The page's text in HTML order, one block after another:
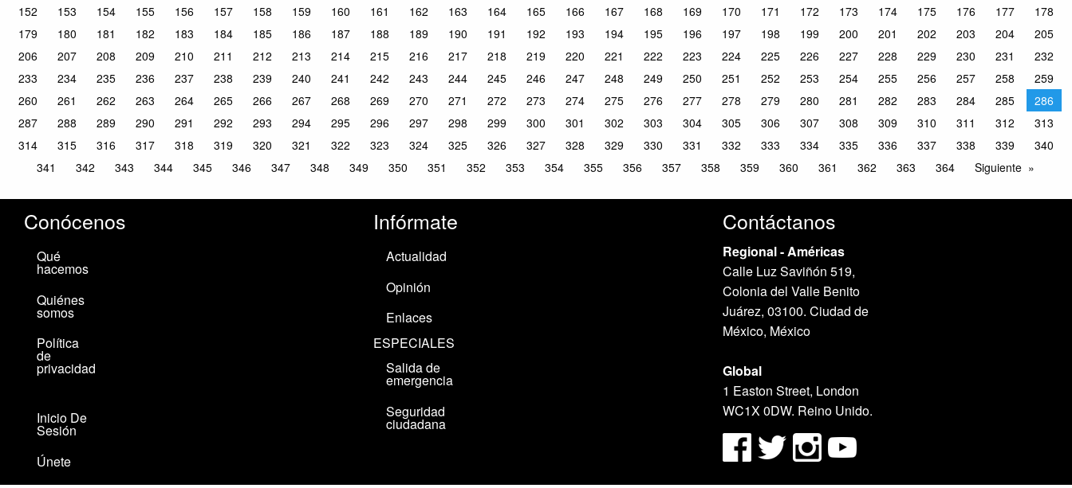
152
153 154 155 156 157 158 159 160 161 162 163 164 165 166 167 168 169 170 171 172 173 174 175 176 177
178
179
180 181 182 183 184 185 186 187 188 189 190 191 192 193 194 195 196 197 198 199 200 201 202 203 204
205
206
207 208 209 210 211 212 213 214 215 216 217 218 219 220 221 222 223 224 225 226 227 228 229 230 231
232
233
234 235 236 237 238 239 240 241 242 243 244 245 246 247 248 249 250 251 252 253 254 255 256 257 258
259
260
261 262 263 264 265 266 267 268 269 270 271 272 273 274 275 276 277 278 279 280 281 282 283 284 285
286
287
288 289 290 291 292 293 294 295 296 297 298 299 300 301 302 303 304 305 306 307 308 309 310 311 312
313
314
315 316 317 318 319 320 321 322 323 324 325 326 327 328 329 330 331 332 333 334 335 336 337 338 339
340
341
342 343 344 345 346 347 348 349 350 351 352 353 354 355 356 357 358 359 360 361 362 363 364 Siguiente
Conócenos
Qué
hacemos
Quiénes
somos
Política
de
privacidad
Inicio De
Sesión
Únete
Infórmate
Actualidad
Opinión
Enlaces
ESPECIALES
Salida de
emergencia
Seguridad
ciudadana
Contáctanos
Regional - Américas
Calle Luz Saviñón 519,
Colonia del Valle Benito
Juárez, 03100. Ciudad de
México, México
Global
1 Easton Street, London
WC1X 0DW. Reino Unido.